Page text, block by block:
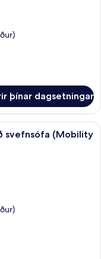
þínar dagsetningar
í herbergi, skrifborð,
svefnsófa (Mobility